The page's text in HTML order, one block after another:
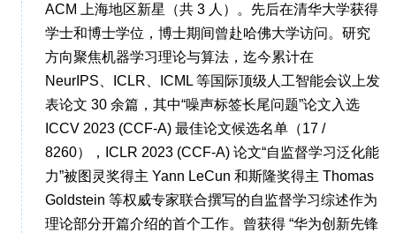
ACM 上海地区新星（共 3 人）。先后在清华大学获得
学士和博士学位，博士期间曾赴哈佛大学访问。研究
方向聚焦机器学习理论与算法，迄今累计在
NeurIPS、ICLR、ICML 等国际顶级人工智能会议上发
表论文 30 余篇，其中“噪声标签长尾问题”论文入选
ICCV 2023 (CCF-A) 最佳论文候选名单（17 /
8260），ICLR 2023 (CCF-A) 论文“自监督学习泛化能
力”被图灵奖得主 Yann LeCun 和斯隆奖得主 Thomas
Goldstein 等权威专家联合撰写的自监督学习综述作为
理论部分开篇介绍的首个工作。曾获得 “华为创新先锋